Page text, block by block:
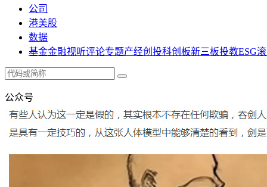
公司
港美股
数据
基金金融视听评论专题产经创投科创板新三板投教ESG
公众号